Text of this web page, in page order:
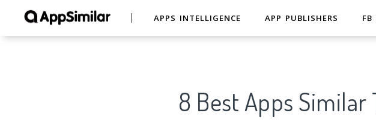
APPS INTELLIGENCE APP PUBLISHERS
8 Best Apps Similar